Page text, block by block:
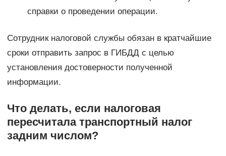
справки о проведении операции.
Сотрудник налоговой службы обязан в кратчайшие
сроки отправить запрос в ГИБДД с целью
установления достоверности полученной
информации.
Что делать, если налоговая
пересчитала транспортный налог
задним числом?